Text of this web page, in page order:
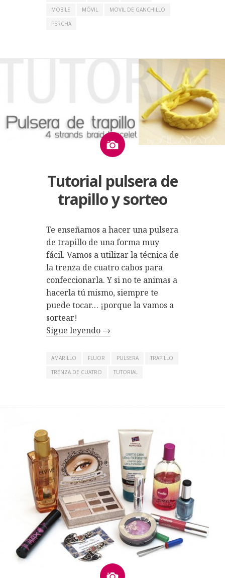
MOBILE
MÓVIL
MOVIL DE GANCHILLO
PERCHA
Imagen
Tutorial pulsera de
trapillo y sorteo
Te enseñamos a hacer una pulsera
de trapillo de una forma muy
fácil. Vamos a utilizar la técnica de
la trenza de cuatro cabos para
confeccionarla. Y si no te animas a
hacerla tú mismo, siempre te
puede tocar… ¡porque la vamos a
sortear!
Sigue leyendo →
AMARILLO FLUOR PULSERA
TRAPILLO
TRENZA DE CUATRO
TUTORIAL
Imagen